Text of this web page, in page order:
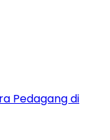
Pedagang di